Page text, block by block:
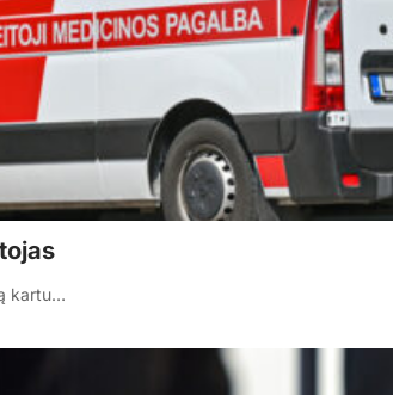
kartu…